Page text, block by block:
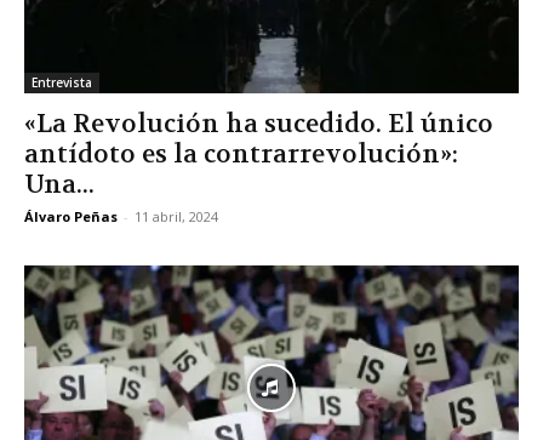
Entrevista
«La Revolución ha sucedido. El único
antídoto es la contrarrevolución»:
Una...
Álvaro Peñas - 11 abril, 2024